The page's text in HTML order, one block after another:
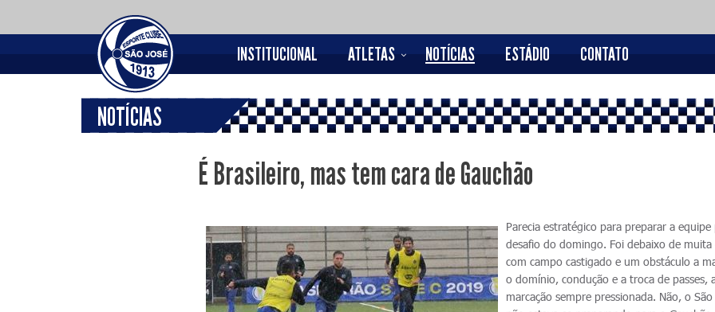
INSTITUCIONAL ATLETAS NOTÍCIAS ESTÁDIO CONTATO
NOTÍCIAS
É Brasileiro, mas tem cara de Gauchão
Parecia estratégico para preparar a equipe
desafio do domingo. Foi debaixo de muita
com campo castigado e um obstáculo a
o domínio, condução e a troca de passes,
marcação sempre pressionada. Não, o São